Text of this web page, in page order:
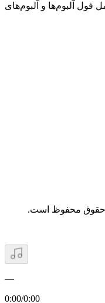
فول آلبوم‌ها و آلبوم‌های
حقوق محفوظ است.
—
0:00/0:00